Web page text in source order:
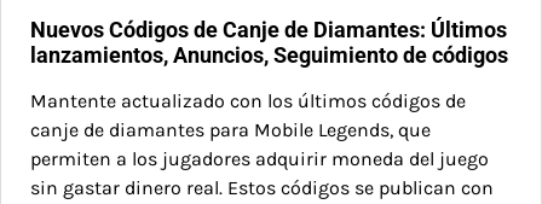
Nuevos Códigos de Canje de Diamantes: Últimos
lanzamientos, Anuncios, Seguimiento de códigos
Mantente actualizado con los últimos códigos de
canje de diamantes para Mobile Legends, que
permiten a los jugadores adquirir moneda del juego
sin gastar dinero real. Estos códigos se publican con